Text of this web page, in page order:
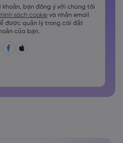
nhất 1 ký tự viết hoa
ít nhất 1 ký tự viết thường
+=:;&lt;&gt;\{,\[]?,.
bạn đồng ý với chúng tôi
sách cookie và nhận email
được quản lý trong cài đặt
của bạn.